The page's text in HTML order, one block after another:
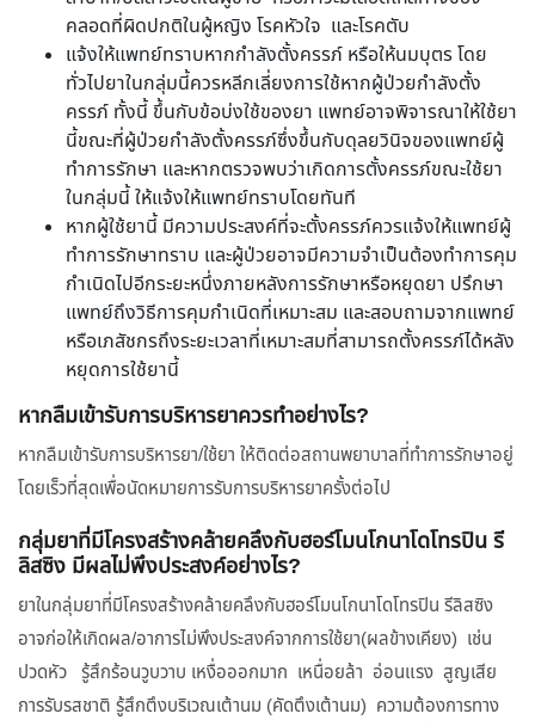
คลอดที่ผิดปกติในผู้หญิง โรคหัวใจ และโรคตับ
แจ้งให้แพทย์ทราบหากกำลังตั้งครรภ์ หรือให้นมบุตร โดย
ทั่วไปยาในกลุ่มนี้ควรหลีกเลี่ยงการใช้หากผู้ป่วยกำลังตั้ง
ครรภ์ ทั้งนี้ ขึ้นกับข้อบ่งใช้ของยา แพทย์อาจพิจารณาให้ใช้ยา
นี้ขณะที่ผู้ป่วยกำลังตั้งครรภ์ซึ่งขึ้นกับดุลยวินิจของแพทย์ผู้
ทำการรักษา และหากตรวจพบว่าเกิดการตั้งครรภ์ขณะใช้ยา
ในกลุ่มนี้ ให้แจ้งให้แพทย์ทราบโดยทันที
หากผู้ใช้ยานี้ มีความประสงค์ที่จะตั้งครรภ์ควรแจ้งให้แพทย์ผู้
ทำการรักษาทราบ และผู้ป่วยอาจมีความจำเป็นต้องทำการคุม
กำเนิดไปอีกระยะหนึ่งภายหลังการรักษาหรือหยุดยา ปรึกษา
แพทย์ถึงวิธีการคุมกำเนิดที่เหมาะสม และสอบถามจากแพทย์
หรือเภสัชกรถึงระยะเวลาที่เหมาะสมที่สามารถตั้งครรภ์ได้หลัง
หยุดการใช้ยานี้
หากลืมเข้ารับการบริหารยาควรทำอย่างไร?
หากลืมเข้ารับการบริหารยา/ใช้ยา ให้ติดต่อสถานพยาบาลที่ทำการรักษาอยู่
โดยเร็วที่สุดเพื่อนัดหมายการรับการบริหารยาครั้งต่อไป
กลุ่มยาที่มีโครงสร้างคล้ายคลึงกับฮอร์โมนโกนาโดโทรปิน รี
ลิสซิง มีผลไม่พึงประสงค์อย่างไร?
ยาในกลุ่มยาที่มีโครงสร้างคล้ายคลึงกับฮอร์โมนโกนาโดโทรปิน รีลิสซิง
อาจก่อให้เกิดผล/อาการไม่พึงประสงค์จากการใช้ยา(ผลข้างเคียง) เช่น
ปวดหัว รู้สึกร้อนวูบวาบ เหงื่อออกมาก เหนื่อยล้า อ่อนแรง สูญเสีย
การรับรสชาติ รู้สึกตึงบริเวณเต้านม (คัดตึงเต้านม) ความต้องการทาง